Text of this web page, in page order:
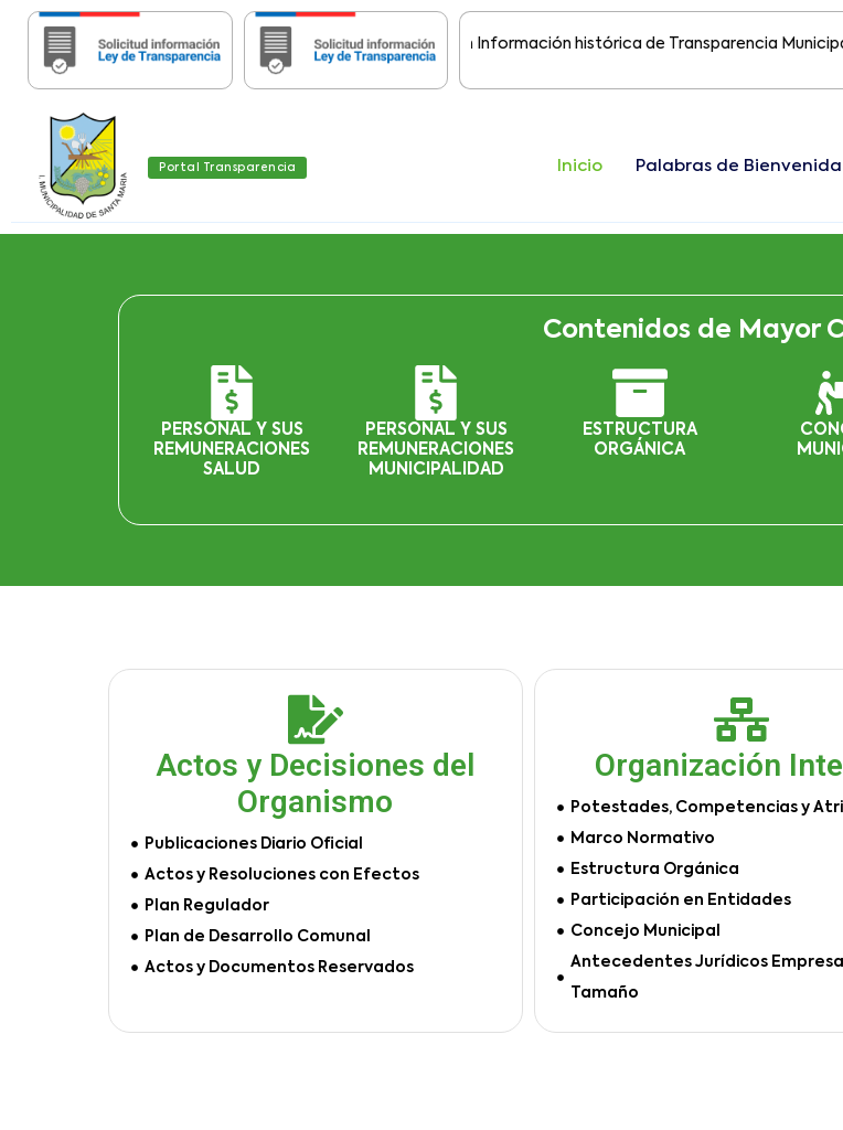
Importante: Estas páginas contienen Información histórica de Transparencia Municipal
Portal Transparencia Inicio Palabras de Bienvenida
Contenidos de Mayor
PERSONAL Y SUS
REMUNERACIONES
SALUD
PERSONAL Y SUS
REMUNERACIONES
MUNICIPALIDAD
ESTRUCTURA
ORGÁNICA
Actos y Decisiones del
Organismo
Publicaciones Diario Oficial
Actos y Resoluciones con Efectos
Plan Regulador
Plan de Desarrollo Comunal
Actos y Documentos Reservados
Organización
Potestades, Competencias y
Marco Normativo
Estructura Orgánica
Participación en Entidades
Concejo Municipal
Antecedentes Jurídicos
Tamaño